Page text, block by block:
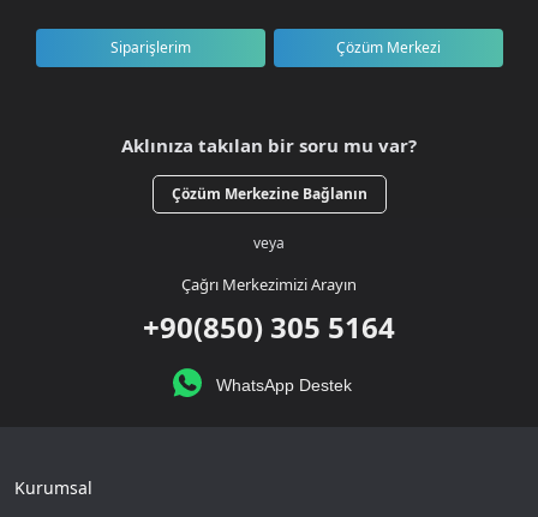
Siparişlerim Çözüm Merkezi
Aklınıza takılan bir soru mu var?
Çözüm Merkezine Bağlanın
veya
Çağrı Merkezimizi Arayın
+90(850) 305 5164
WhatsApp Destek
Kurumsal